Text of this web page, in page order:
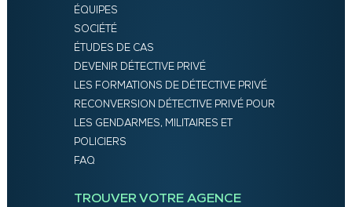
ÉQUIPES
SOCIÉTÉ
ÉTUDES DE CAS
DEVENIR DÉTECTIVE PRIVÉ
LES FORMATIONS DE DÉTECTIVE PRIVÉ
RECONVERSION DÉTECTIVE PRIVÉ POUR
LES GENDARMES, MILITAIRES ET
POLICIERS
FAQ
TROUVER VOTRE AGENCE